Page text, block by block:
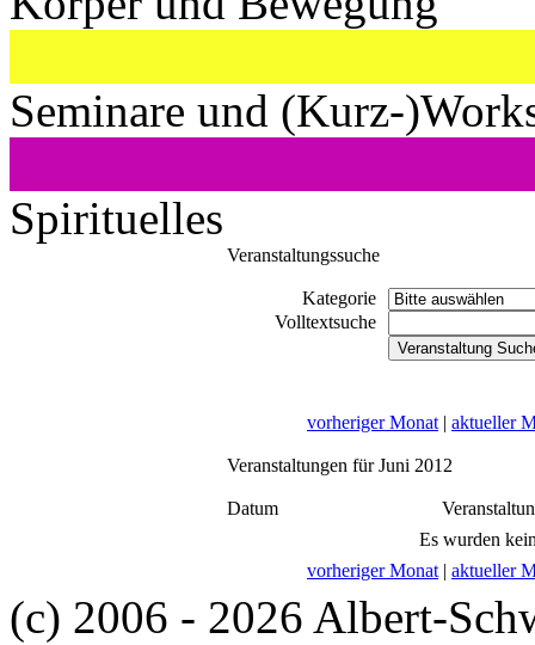
Seminare und (Kurz-
Spirituelles
Veranstaltungssuche
Kategorie
Volltextsuche
vorheriger Monat | aktueller
Veranstaltungen für Juni 2012
Datum
Es wurden
vorheriger Monat | aktueller
(c) 2006 - 2026 Albert-